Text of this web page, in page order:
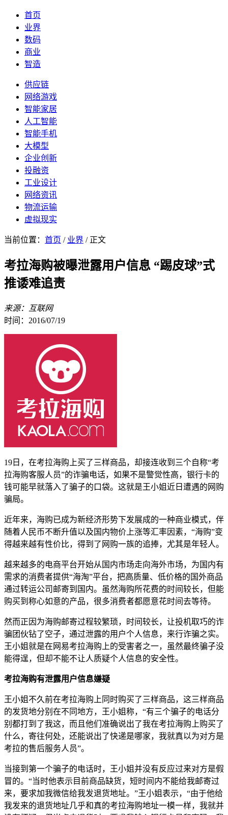
首页
业界
数码
商业
智造
供应链
网络游戏
智能家居
人工智能
智能手机
大模型
企业创新
投融资
工业设计
网络资讯
物流运输
虚拟现实
当前位置： 首页 / 业界 / 正文
考拉海购被曝泄露用户信息 “踢皮球”式
推诿难追责
来源：互联网
时间：2016/07/19
19日，在考拉海购上买了三样商品，却接连收到三个自称“考
拉海购客服人员”的诈骗电话，如果不是警觉性高，银行卡的
钱可能早就落入了骗子的口袋。这就是王小姐近日遭遇的网购
骗局。
近年来，海购已成为新经济形势下发展成的一种商业模式，伴
随着人民币不断升值以及国内物价上涨等汇率因素，“海购”变
得越来越有性价比，得到了网购一族的追捧，尤其是年轻人。
越来越多的电商平台开始从国内市场走向海外市场，为国内有
需求的消费者提供“海淘”平台，把高质量、低价格的国外商品
通过转运公司邮寄到国内。虽然海购所花费的时间较长，但能
购买到称心如意的产品，很多消费者都愿意花时间去等待。
然而正因为海购邮寄过程较繁琐，时间较长，让投机取巧的诈
骗团伙钻了空子，通过泄露的用户个人信息，来行诈骗之实。
王小姐就是在网易考拉海购上的受害者之一，虽然最终骗子没
能得逞，但却不能不让人质疑个人信息的安全性。
考拉海购有泄露用户信息嫌疑
王小姐不久前在考拉海购上同时购买了三样商品，这三样商品
的发货地分别在不同地方，王小姐称，“有三个骗子的电话分
别都打到了我这，而且他们准确说出了我在考拉海购上购买了
什么，寄往何处，还能说出了快递是哪家，我就真以为对方是
考拉的售后服务人员”。
当接到第一个骗子的电话时，王小姐并没有反应过来对方是假
冒的。“当时他表示目前商品缺货，短时间内不能给我邮寄过
来，要求加我微信给我发退货地址。”王小姐表示，“由于他给
我发来的退货地址几乎和真的考拉海购地址一模一样，我就并